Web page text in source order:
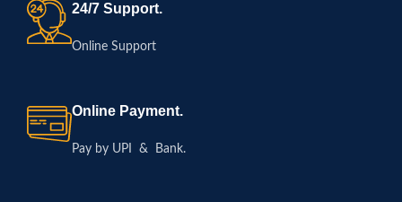
24/7 Support.
Online Support
Online Payment.
Pay by UPI & Bank.